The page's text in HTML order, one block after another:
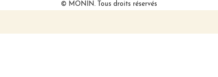
© MONIN. Tous droits réservés